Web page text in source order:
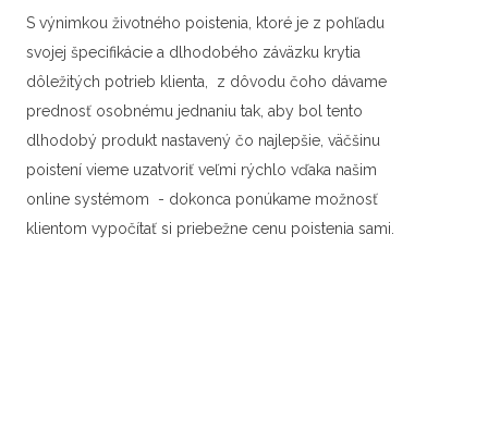
S výnimkou životného poistenia, ktoré je z pohľadu
svojej špecifikácie a dlhodobého záväzku krytia
dôležitých potrieb klienta, z dôvodu čoho dávame
prednosť osobnému jednaniu tak, aby bol tento
dlhodobý produkt nastavený čo najlepšie, väčšinu
poistení vieme uzatvoriť veľmi rýchlo vďaka našim
online systémom - dokonca ponúkame možnosť
klientom vypočítať si priebežne cenu poistenia sami.